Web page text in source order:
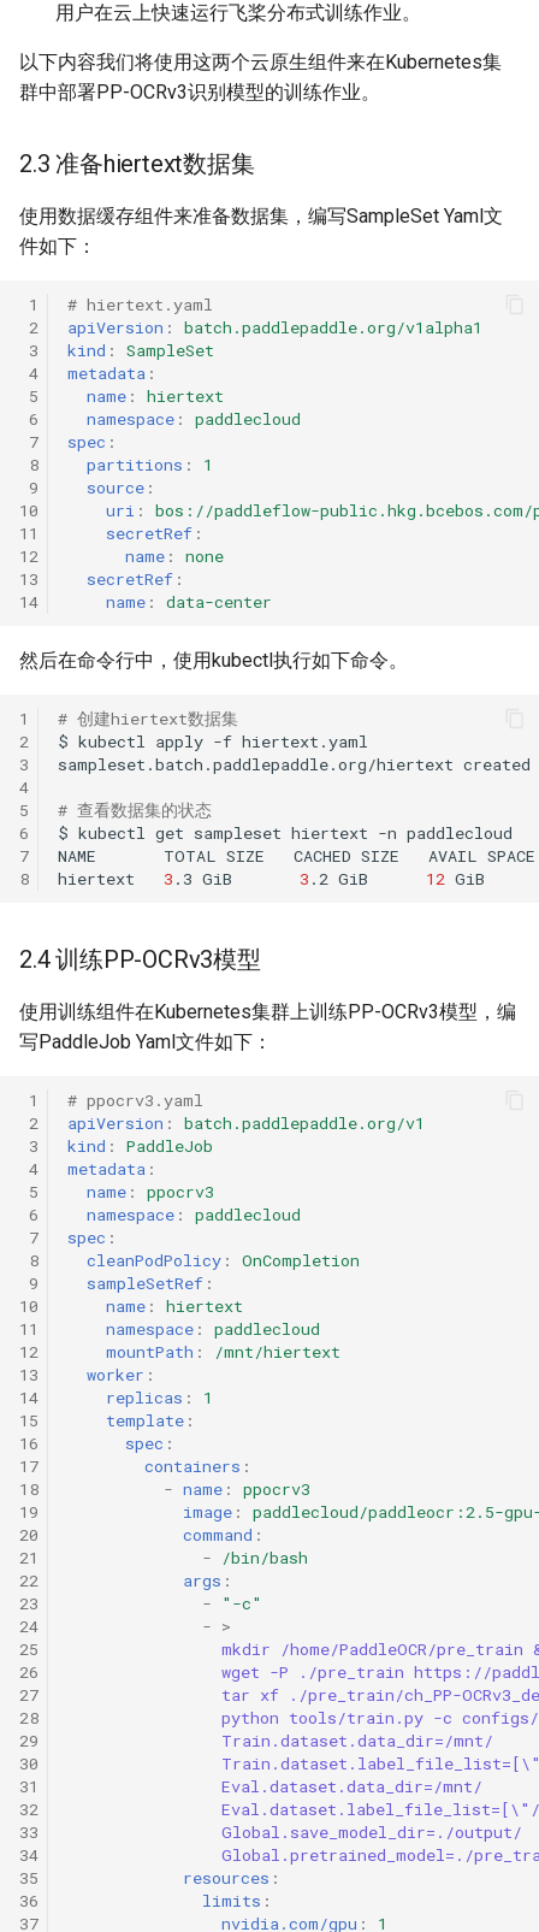
用户在云上快速运行飞桨分布式训练作业。
以下内容我们将使用这两个云原生组件来在Kubernetes集
群中部署PP-OCRv3识别模型的训练作业。
2.3 准备hiertext数据集
使用数据缓存组件来准备数据集，编写SampleSet Yaml文
件如下：
1
2
3
4
5
6
7
8
9
10
11
12
13
14
# hiertext.yaml
apiVersion :
batch.paddlepaddle.org/v1alpha1
kind :
SampleSet
metadata :
name :
hiertext
namespace :
paddlecloud
spec :
partitions :
1
source :
uri :
bos://paddleflow-
secretRef :
name :
none
secretRef :
name : data-center
然后在命令行中，使用kubectl执行如下命令。
1
2
3
4
5
6
7
8
# 创建hiertext数据集
$ kubectl apply -f
sampleset.batch.paddlepaddle.org/hiertext
# 查看数据集的状态
$ kubectl get sampleset hiertext -n
NAME
TOTAL SIZE CACHED SIZE AVAIL
SPACE
hiertext
3 .3 GiB 3 .2 GiB 12 GiB
2.4 训练PP-OCRv3模型
使用训练组件在Kubernetes集群上训练PP-OCRv3模型，编
写PaddleJob Yaml文件如下：
1
2
3
4
5
6
7
8
9
10
11
12
13
14
15
16
17
18
19
20
21
22
23
24
25
26
27
28
29
30
31
32
33
34
35
36
37
# ppocrv3.yaml
apiVersion :
batch.paddlepaddle.org/v1
kind :
PaddleJob
metadata :
name :
ppocrv3
namespace :
paddlecloud
spec :
cleanPodPolicy :
OnCompletion
sampleSetRef :
name :
hiertext
namespace :
paddlecloud
mountPath :
/mnt/hiertext
worker :
replicas :
1
template :
spec :
containers :
- name :
ppocrv3
image :
paddlecloud/paddleocr:2.5-
command :
-
/bin/bash
args :
-
"-c"
- >
mkdir /home/PaddleOCR/pre_train
wget -P ./pre_train https://
tar xf ./pre_train/ch_PP-
python tools/train.py -c configs/
Train.dataset.data_dir=/mnt/
Eval.dataset.data_dir=/mnt/
Global.save_model_dir=./output/
Global.pretrained_model=./
resources :
limits :
nvidia.com/gpu : 1